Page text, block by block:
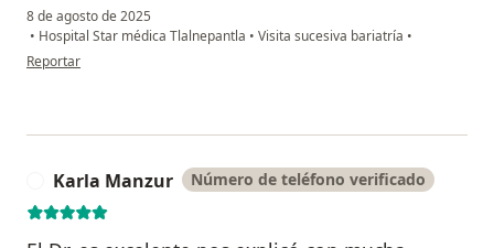
8 de agosto de 2025
• Hospital Star médica Tlalnepantla • Visita sucesiva bariatría •
en opinión del usuario Rubén Mojica
Reportar
Karla Manzur Número de teléfono verificado